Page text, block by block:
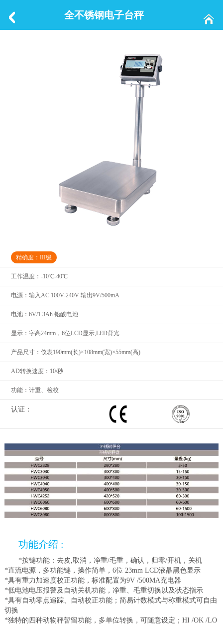
全不锈钢电子台秤
精确度：III级
工作温度：-10℃-40℃
电源：输入AC 100V-240V 输出9V/500mA
电池：6V/1.3Ah 铅酸电池
显示：字高24mm，6位LCD显示,LED背光
产品尺寸：仪表190mm(长)×108mm(宽)×55mm(高)
AD转换速度：10/秒
功能：计重、检校
认证：
功能介绍 :
*按键功能：去皮,取消，净重/毛重，确认，归零/开机，关机
*直流电源，多功能键，操作简单，6位 23mm LCD液晶黑色显示
*具有重力加速度校正功能，标准配置为9V /500MA充电器
*低电池电压报警及自动关机功能，净重、毛重切换以及状态指示
*具有自动零点追踪、自动校正功能；简易计数模式与称重模式可自由
切换
*独特的四种动物秤暂留功能，多单位转换，可随意设定；HI /OK /LO